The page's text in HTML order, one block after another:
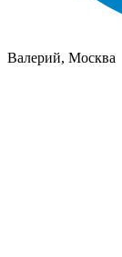
Валерий, Москва